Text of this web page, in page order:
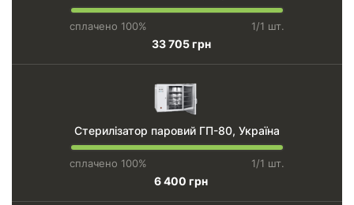
сплачено 100% 1/1 шт.
33 705 грн
Стерилізатор паровий ГП-80, Україна
сплачено 100% 1/1 шт.
6 400 грн